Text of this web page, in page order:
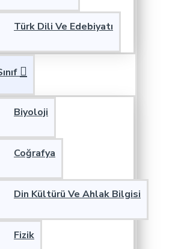
Türk Dili Ve Edebiyatı
Biyoloji
Coğrafya
Din Kültürü Ve Ahlak Bilgisi
Fizik